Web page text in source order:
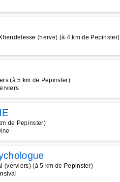
(herve) (à 4 km de Pepinster)
(à 5 km de Pepinster)
de Pepinster)
(verviers) (à 5 km de Pepinster)